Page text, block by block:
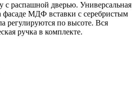
с распашной дверью. Универсальная
фасаде МДФ вставки с серебристым
регулируются по высоте. Вся
ручка в комплекте.